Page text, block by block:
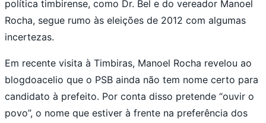
política timbirense, como Dr. Bel e do vereador Manoel
Rocha, segue rumo às eleições de 2012 com algumas
incertezas.
Em recente visita à Timbiras, Manoel Rocha revelou ao
blogdoacelio que o PSB ainda não tem nome certo para
candidato à prefeito. Por conta disso pretende “ouvir o
povo”, o nome que estiver à frente na preferência dos